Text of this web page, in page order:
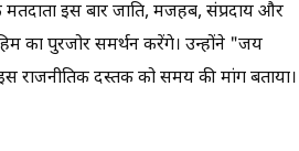
इस बार जाति, मजहब, संप्रदाय और
का पुरजोर समर्थन करेंगे। उन्होंने "जय
दस्तक को समय की मांग बताया।